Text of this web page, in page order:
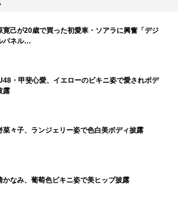
寛己が20歳で買った初愛車・ソアラに興奮「デジ
パネル…
・甲斐心愛、イエローのビキニ姿で愛されボデ
露
菜々子、ランジェリー姿で色白美ボディ披露
かなみ、葡萄色ビキニ姿で美ヒップ披露